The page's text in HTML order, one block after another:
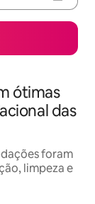
ótimas
das
foram
limpeza e